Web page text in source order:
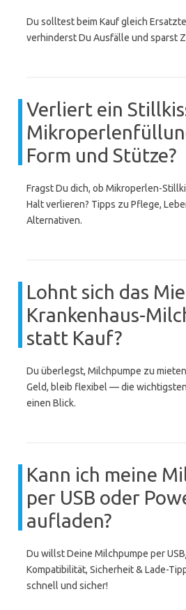
Du solltest beim Kauf gleich
verhinderst Du Ausfälle und sparst
Verliert ein
Form und Stütze?
Fragst Du dich, ob Mikroperlen-
Halt verlieren? Tipps zu Pflege,
Alternativen.
Lohnt sich das
Krankenhaus-
statt Kauf?
Du überlegst, Milchpumpe zu
Geld, bleib flexibel — die
einen Blick.
Kann ich meine
per USB oder
aufladen?
Du willst Deine Milchpumpe per
Kompatibilität, Sicherheit & Lade-
schnell und sicher!